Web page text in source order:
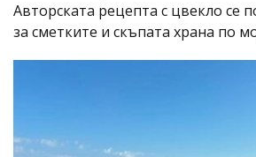
Авторската рецепта с цвекло се
за сметките и скъпата храна по